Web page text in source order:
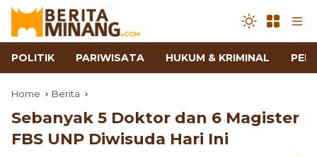
POLITIK PARIWISATA HUKUM & KRIMINAL
Home Berita
Sebanyak 5 Doktor dan 6 Magister
FBS UNP Diwisuda Hari Ini